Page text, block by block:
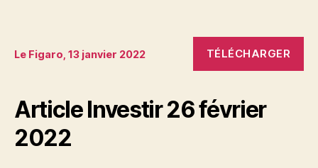
Le Figaro, 13 janvier 2022 TÉLÉCHARGER
Article Investir 26 février
2022